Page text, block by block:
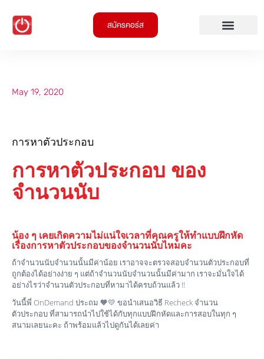
สมัครคอร์ส
May 19, 2020
การหาตัวประกอบ
การหาตัวประกอบ ของ
จำนวนนับ
น้อง ๆ เคยเกิดความไม่แน่ใจเวลาที่คุณครูให้ทำแบบฝึกหัด
เรื่องการหาตัวประกอบของจำนวนนับไหมคะ
ถ้าจำนวนนับจำนวนนั้นมีค่าน้อย เราอาจจะตรวจสอบจำนวนตัวประกอบที่
ถูกต้องได้อย่างง่าย ๆ แต่ถ้าจำนวนนับจำนวนนั้นมีค่ามาก เราจะมั่นใจได้
อย่างไรว่าจำนวนตัวประกอบที่หามาได้ครบถ้วนแล้ว !!
วันนี้พี่ OnDemand ประถม 🧡💛 ขอนำเสนอวิธี Recheck จำนวน
ตัวประกอบ ที่สามารถนำไปใช้ได้กับทุกแบบฝึกหัดและการสอบในทุก ๆ
สนามเลยนะคะ ถ้าพร้อมแล้วไปดูกันได้เลยค่า